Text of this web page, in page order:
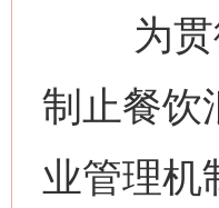
为贯彻
制止餐饮
业管理机